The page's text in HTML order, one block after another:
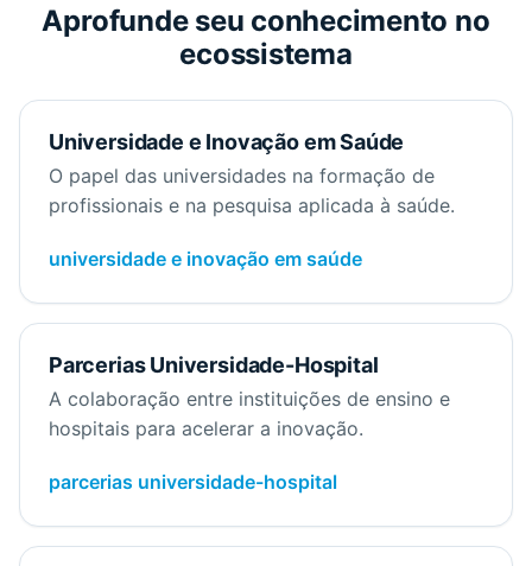
Aprofunde seu conhecimento no
ecossistema
Universidade e Inovação em Saúde
O papel das universidades na formação de
profissionais e na pesquisa aplicada à saúde.
universidade e inovação em saúde
Parcerias Universidade-Hospital
A colaboração entre instituições de ensino e
hospitais para acelerar a inovação.
parcerias universidade-hospital